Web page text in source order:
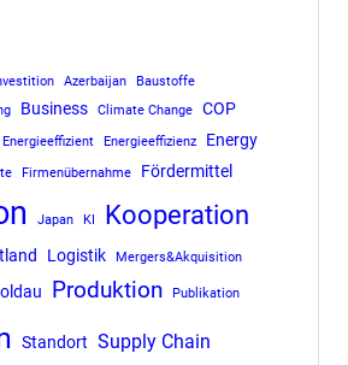
Azerbaijan
Baustoffe
Business Climate Change COP
Energieeffizient Energieeffizienz Energy
Firmenübernahme Fördermittel
Japan KI Kooperation
Logistik Mergers&Akquisition
Produktion Publikation
Standort Supply Chain